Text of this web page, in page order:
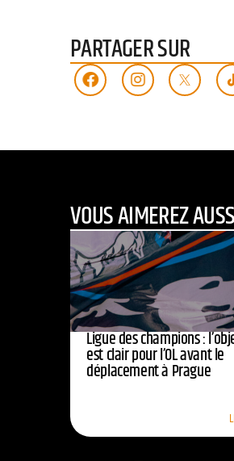
PARTAGER SUR
VOUS AIMEREZ
Ligue des champions :
est clair pour l’OL avant le
déplacement à Prague